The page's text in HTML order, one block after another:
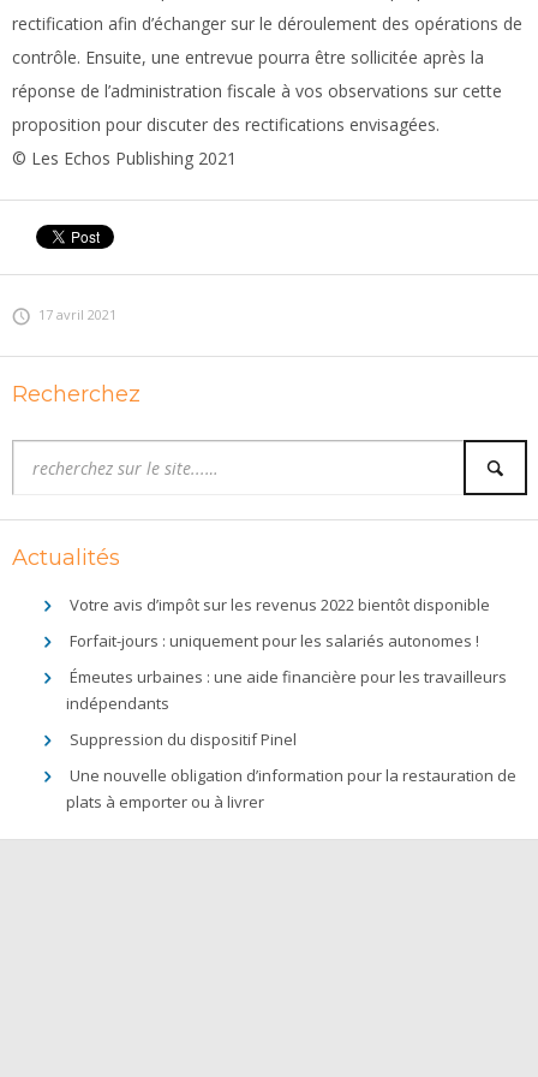
rectification afin d’échanger sur le déroulement des opérations de
contrôle. Ensuite, une entrevue pourra être sollicitée après la
réponse de l’administration fiscale à vos observations sur cette
proposition pour discuter des rectifications envisagées.
© Les Echos Publishing 2021
17 avril 2021
Recherchez
Actualités
Votre avis d’impôt sur les revenus 2022 bientôt disponible
Forfait-jours : uniquement pour les salariés autonomes !
Émeutes urbaines : une aide financière pour les travailleurs
indépendants
Suppression du dispositif Pinel
Une nouvelle obligation d’information pour la restauration de
plats à emporter ou à livrer